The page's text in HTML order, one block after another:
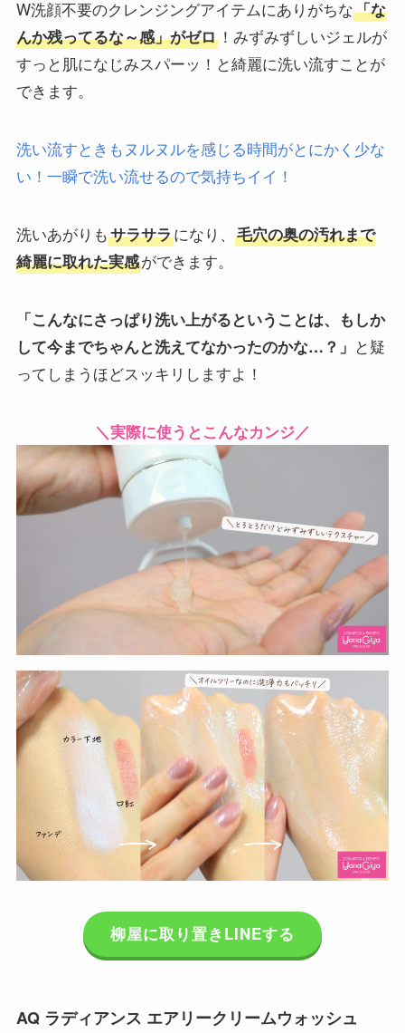
W洗顔不要のクレンジングアイテムにありがちな「な
んか残ってるな～感」がゼロ！みずみずしいジェルが
すっと肌になじみスパーッ！と綺麗に洗い流すことが
できます。
洗い流すときもヌルヌルを感じる時間がとにかく少な
い！一瞬で洗い流せるので気持ちイイ！
洗いあがりもサラサラになり、
毛穴の奥の汚れまで
綺麗に取れた実感ができます。
「こんなにさっぱり洗い上がるということは、もしか
して今までちゃんと洗えてなかったのかな…？」 と疑
ってしまうほどスッキリしますよ！
＼実際に使うとこんなカンジ／
柳屋に取り置きLINEする
AQ ラディアンス エアリークリームウォッシュ